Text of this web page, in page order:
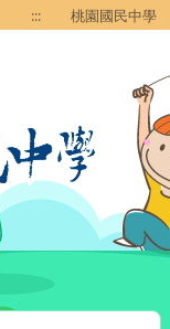
::: 桃園國民中學